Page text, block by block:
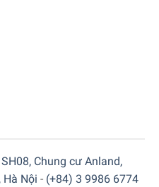
SH08, Chung cư Anland,
Nội - (+84) 3 9986 6774